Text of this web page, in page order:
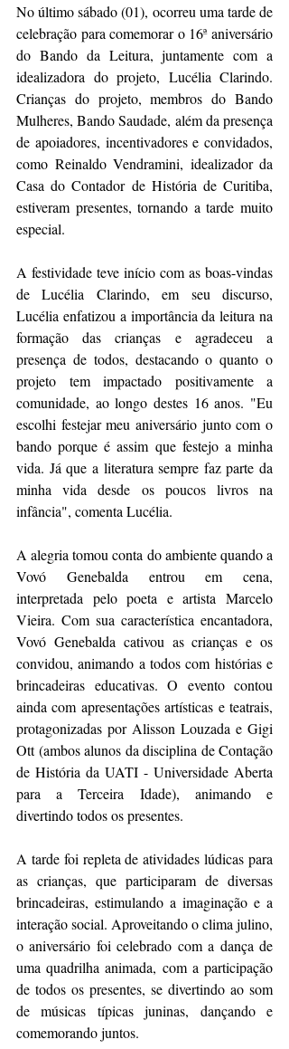
No último sábado (01), ocorreu uma tarde de
celebração para comemorar o 16ª aniversário
do Bando da Leitura, juntamente com a
idealizadora do projeto, Lucélia Clarindo.
Crianças do projeto, membros do Bando
Mulheres, Bando Saudade, além da presença
de apoiadores, incentivadores e convidados,
como Reinaldo Vendramini, idealizador da
Casa do Contador de História de Curitiba,
estiveram presentes, tornando a tarde muito
especial.
A festividade teve início com as boas-vindas
de Lucélia Clarindo, em seu discurso,
Lucélia enfatizou a importância da leitura na
formação das crianças e agradeceu a
presença de todos, destacando o quanto o
projeto tem impactado positivamente a
comunidade, ao longo destes 16 anos. "Eu
escolhi festejar meu aniversário junto com o
bando porque é assim que festejo a minha
vida. Já que a literatura sempre faz parte da
minha vida desde os poucos livros na
infância", comenta Lucélia.
A alegria tomou conta do ambiente quando a
Vovó Genebalda entrou em cena,
interpretada pelo poeta e artista Marcelo
Vieira. Com sua característica encantadora,
Vovó Genebalda cativou as crianças e os
convidou, animando a todos com histórias e
brincadeiras educativas. O evento contou
ainda com apresentações artísticas e teatrais,
protagonizadas por Alisson Louzada e Gigi
Ott (ambos alunos da disciplina de Contação
de História da UATI - Universidade Aberta
para a Terceira Idade), animando e
divertindo todos os presentes.
A tarde foi repleta de atividades lúdicas para
as crianças, que participaram de diversas
brincadeiras, estimulando a imaginação e a
interação social. Aproveitando o clima julino,
o aniversário foi celebrado com a dança de
uma quadrilha animada, com a participação
de todos os presentes, se divertindo ao som
de músicas típicas juninas, dançando e
comemorando juntos.